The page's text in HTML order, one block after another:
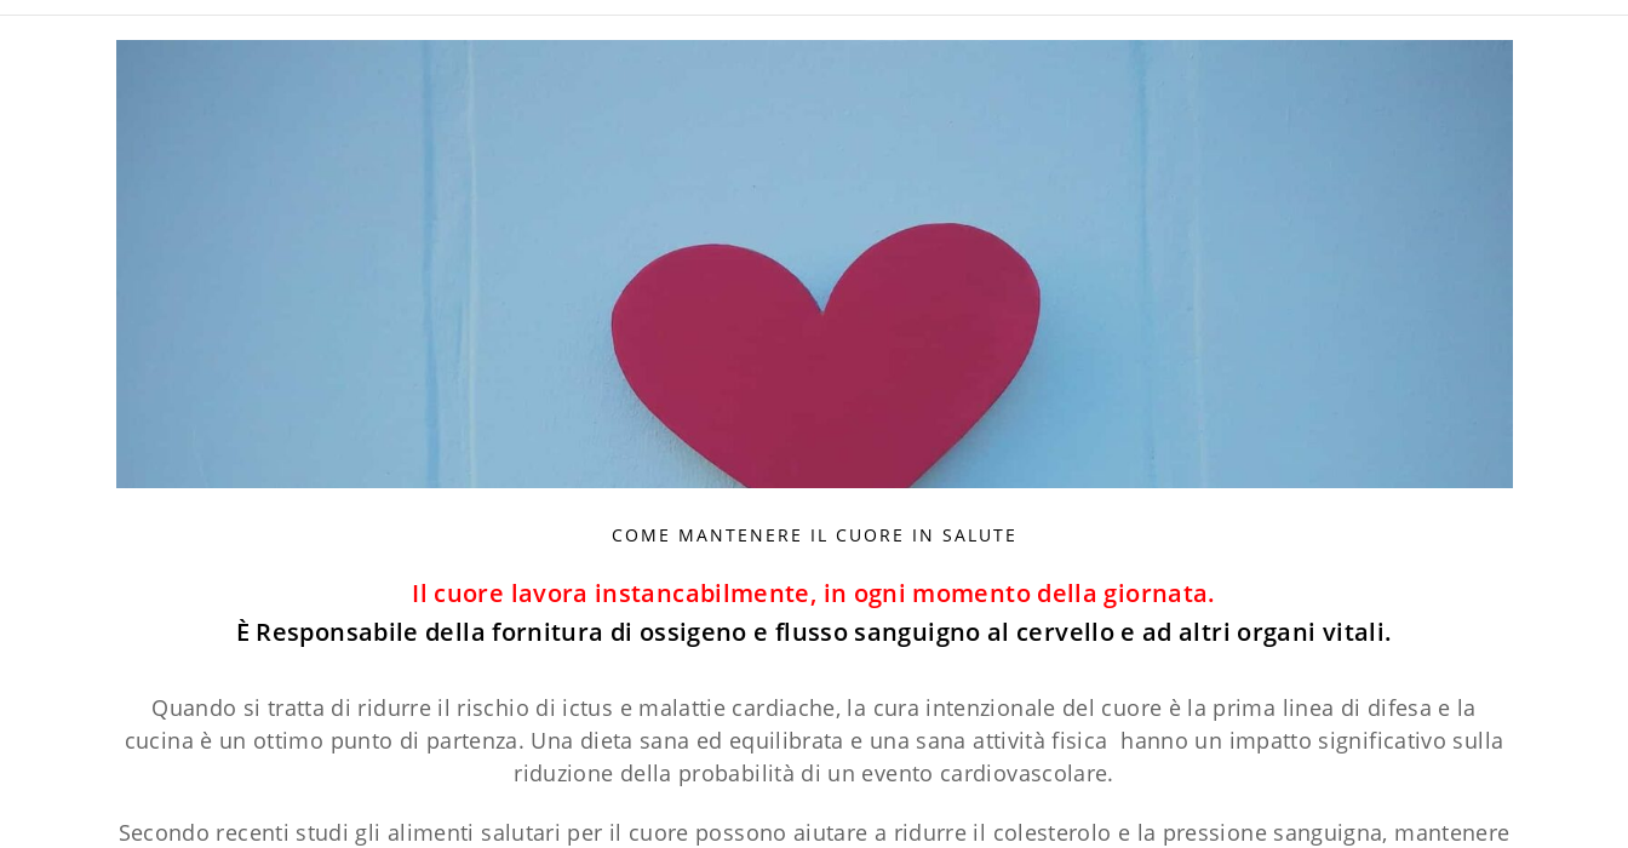
COME MANTENERE IL CUORE IN SALUTE
Il cuore lavora instancabilmente, in ogni momento della giornata.
È Responsabile della fornitura di ossigeno e flusso sanguigno al cervello e ad altri organi vitali.
Quando si tratta di ridurre il rischio di ictus e malattie cardiache, la cura intenzionale del cuore è la prima linea di difesa e la
cucina è un ottimo punto di partenza. Una dieta sana ed equilibrata e una sana attività fisica hanno un impatto significativo sulla
riduzione della probabilità di un evento cardiovascolare.
Secondo recenti studi gli alimenti salutari per il cuore possono aiutare a ridurre il colesterolo e la pressione sanguigna, mantenere